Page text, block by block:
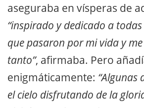
aseguraba en vísperas de
“inspirado y dedicado a
que pasaron por mi vida y
tanto”, afirmaba. Pero
enigmáticamente: “Algunas
el cielo disfrutando de la